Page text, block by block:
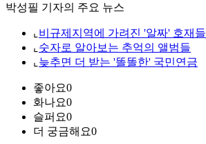
박성필 기자의 주요 뉴스
⌞ 비규제지역에 가려진 '알짜' 호재들
⌞ 숫자로 알아보는 추억의 앨범들
⌞ 늦추면 더 받는 '똘똘한' 국민연금
좋아요0
화나요0
슬퍼요0
더 궁금해요0